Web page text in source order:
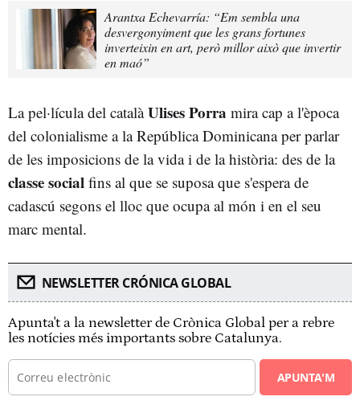
Arantxa Echevarría: “Em sembla una
desvergonyiment que les grans fortunes
inverteixin en art, però millor això que invertir
en maó”
La pel·lícula del catalàUlises Porra mira cap a l'època
del colonialisme a la República Dominicana per parlar
de les imposicions de la vida i de la història: des de la
classe social fins al que se suposa que s'espera de
cadascú segons el lloc que ocupa al món i en el seu
marc mental.
NEWSLETTER CRÓNICA GLOBAL
Apunta't a la newsletter de Crònica Global per a rebre
les notícies més importants sobre Catalunya.
APUNTA'M